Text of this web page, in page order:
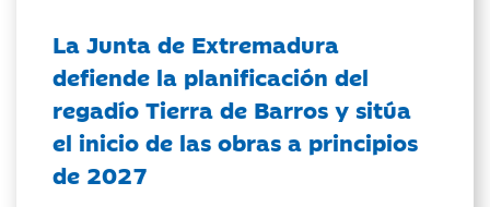
La Junta de Extremadura
defiende la planificación del
regadío Tierra de Barros y sitúa
el inicio de las obras a principios
de 2027